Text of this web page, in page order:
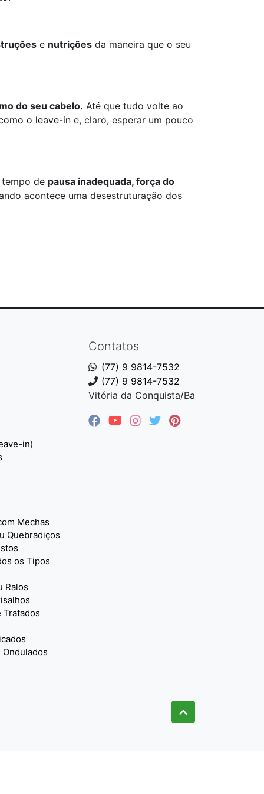
e nutrições da maneira que o seu
do seu cabelo. Até que tudo volte ao
o leave-in e, claro, esperar um pouco
de pausa inadequada, força do
acontece uma desestruturação dos
Contatos
(77) 9 9814-7532
(77) 9 9814-7532
Vitória da Conquista/Ba
in)
Mechas
Quebradiços
os Tipos
Ralos
Tratados